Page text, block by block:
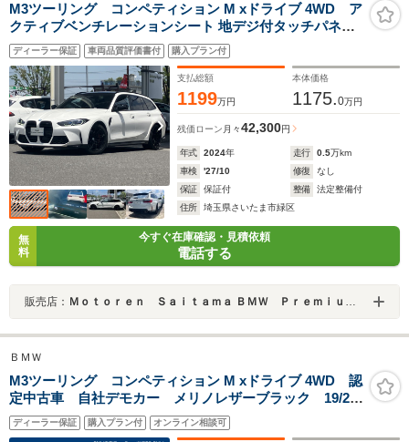
M3ツーリング コンペティション M xドライブ 4WD ア
クティブベンチレーションシート 地デジ付タッチパネル
式ナビ パーキングアシストプラス 19/20インチアルミ M
コンパウンドブレーキ(レッドキャリパー) M Drive
ディーラー保証 車両品質評価書付 購入プラン付
支払総額
1199万円
本体価格
1175.0万円
残価ローン 月々42,300円
年式 2024年 走行 0.5万km
車検
'27/10 修復
なし
保証
保証付 整備
法定整備付
住所
埼玉県さいたま市緑区
無
料
今すぐ在庫確認・見積依頼
電話する
販売店： Ｍｏｔｏｒｅｎ Ｓａｉｔａｍａ ＢＭＷ Ｐｒｅｍｉｕｍ Ｓｅｌｅｃｔｉｏｎ 浦和美園
ＢＭＷ
M3ツーリング コンペティション M xドライブ 4WD 認
定中古車 自社デモカー メリノレザーブラック 19/20
インチホイール ハーマンカードンスピーカー パーク
アシスタントプロフェッショナル
ディーラー保証 購入プラン付 オンライン相談可